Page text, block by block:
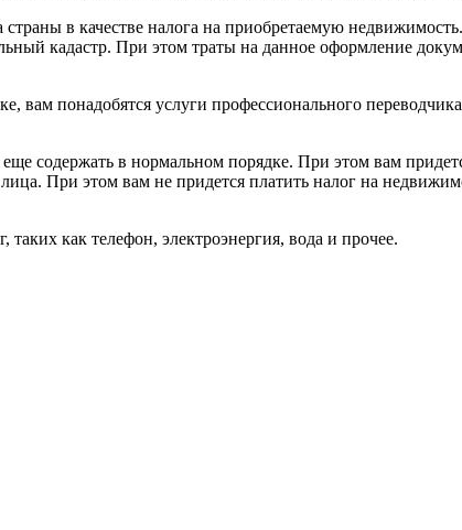
в качестве налога на приобретаемую
кадастр. При этом траты на данное оформление
вам понадобятся услуги профессионального
содержать в нормальном порядке. При этом вам
При этом вам не придется платить налог на
как телефон, электроэнергия, вода и прочее.